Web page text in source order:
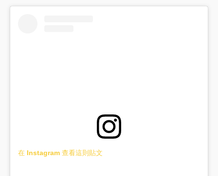
在 Instagram 查看這則貼文